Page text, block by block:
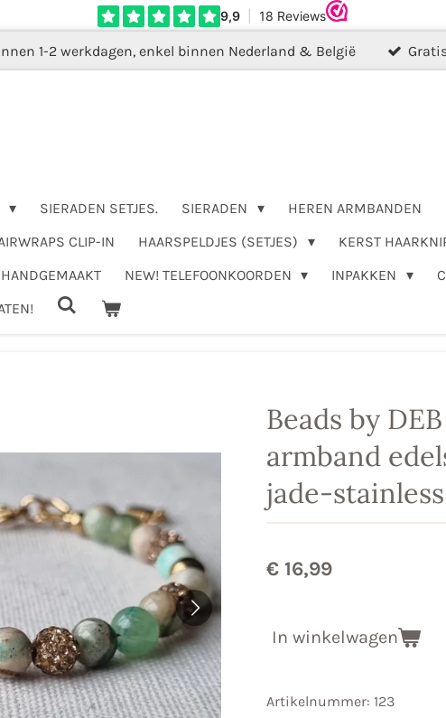
1-2 werkdagen, enkel binnen Nederland & België
SIERADEN SETJES. SIERADEN HEREN ARMBANDEN
CLIP-IN HAARSPELDJES (SETJES)
KERST
NEW! TELEFOONKOORDEN INPAKKEN
Beads by
armband
jade-
€ 16,99
In winkelwagen
Artikelnummer: 123